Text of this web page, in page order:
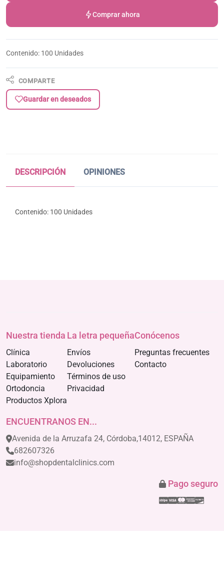
Comprar ahora
Contenido: 100 Unidades
COMPARTE
Guardar en deseados
DESCRIPCIÓN OPINIONES
Contenido: 100 Unidades
Nuestra tienda
Clínica
Laboratorio
Equipamiento
Ortodoncia
Productos Xplora
La letra pequeña
Envíos
Devoluciones
Términos de uso
Privacidad
Conócenos
Preguntas frecuentes
Contacto
ENCUENTRANOS EN...
Avenida de la Arruzafa 24, Córdoba,14012, ESPAÑA
682607326
info@shopdentalclinics.com
Pago seguro
Stripe
Visa